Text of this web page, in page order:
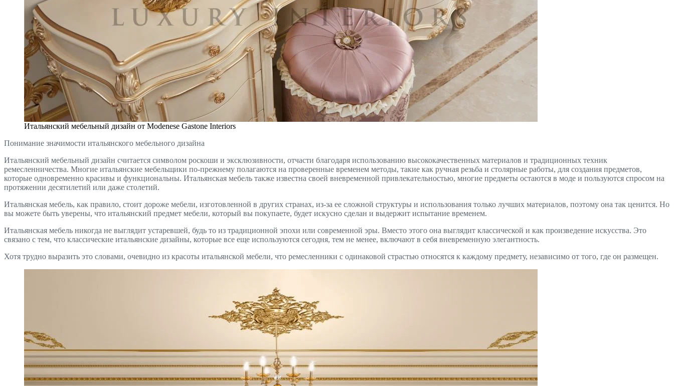
Итальянский мебельный дизайн от Modenese Gastone Interiors
Понимание значимости итальянского мебельного дизайна
Итальянский мебельный дизайн считается символом роскоши и эксклюзивности, отчасти благодаря использованию высококачественных материалов и традиционных техник
ремесленничества. Многие итальянские мебельщики по-прежнему полагаются на проверенные временем методы, такие как ручная резьба и столярные работы, для создания предметов,
которые одновременно красивы и функциональны. Итальянская мебель также известна своей вневременной привлекательностью, многие предметы остаются в моде и пользуются спросом на
протяжении десятилетий или даже столетий.
Итальянская мебель, как правило, стоит дороже мебели, изготовленной в других странах, из-за ее сложной структуры и использования только лучших материалов, поэтому она так ценится. Но
вы можете быть уверены, что итальянский предмет мебели, который вы покупаете, будет искусно сделан и выдержит испытание временем.
Итальянская мебель никогда не выглядит устаревшей, будь то из традиционной эпохи или современной эры. Вместо этого она выглядит классической и как произведение искусства. Это
связано с тем, что классические итальянские дизайны, которые все еще используются сегодня, тем не менее, включают в себя вневременную элегантность.
Хотя трудно выразить это словами, очевидно из красоты итальянской мебели, что ремесленники с одинаковой страстью относятся к каждому предмету, независимо от того, где он размещен.